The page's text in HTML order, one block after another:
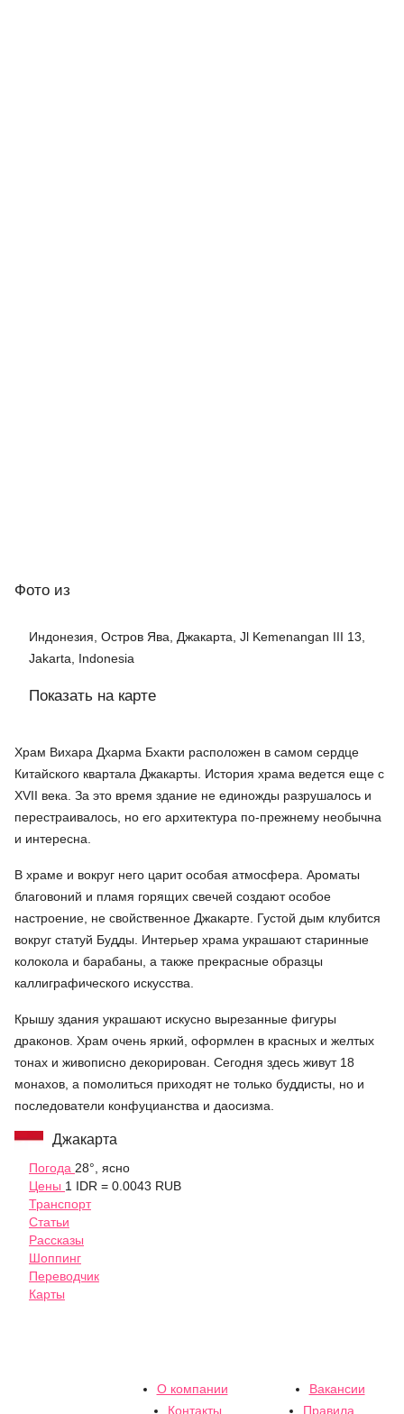
Фото из
Индонезия, Остров Ява, Джакарта, Jl Kemenangan III 13,
Jakarta, Indonesia
Показать на карте
Храм Вихара Дхарма Бхакти расположен в самом сердце
Китайского квартала Джакарты. История храма ведется еще с
XVII века. За это время здание не единожды разрушалось и
перестраивалось, но его архитектура по-прежнему необычна
и интересна.
В храме и вокруг него царит особая атмосфера. Ароматы
благовоний и пламя горящих свечей создают особое
настроение, не свойственное Джакарте. Густой дым клубится
вокруг статуй Будды. Интерьер храма украшают старинные
колокола и барабаны, а также прекрасные образцы
каллиграфического искусства.
Крышу здания украшают искусно вырезанные фигуры
драконов. Храм очень яркий, оформлен в красных и желтых
тонах и живописно декорирован. Сегодня здесь живут 18
монахов, а помолиться приходят не только буддисты, но и
последователи конфуцианства и даосизма.
Джакарта
Погода 28°, ясно
Цены 1 IDR = 0.0043 RUB
Транспорт
Статьи
Рассказы
Шоппинг
Переводчик
Карты
О компании
Вакансии
Контакты
Правила